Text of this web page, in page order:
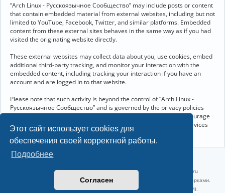
Этот сайт использует cookies для
обеспечения своей корректной работы.
Подробнее
Согласен
“Arch Linux - Русскоязычное Сообщество” may include posts or content
that contain embedded material from external websites, including but not
limited to YouTube, Facebook, Twitter, and similar platforms. Embedded
content from these external sites behaves in the same way as if you had
visited the originating website directly.
These external websites may collect data about you, use cookies, embed
additional third-party tracking, and monitor your interaction with the
embedded content, including tracking your interaction if you have an
account and are logged in to that website.
Please note that such activity is beyond the control of “Arch Linux -
Русскоязычное Сообщество” and is governed by the privacy policies
and terms of service of the respective external websites. We encourage
you to review the privacy and cookie policies of any third-party services
you interact with through embedded content.
Linux 6.18.40-1-lts x86_64 GNU/Linux 2026-07-26 08:48:12 |
vps reg.ru
Название и логотип Arch Linux ™ являются признанными торговыми марками.
Linux ® — зарегистрированная торговая марка Linus Torvalds и LMI.